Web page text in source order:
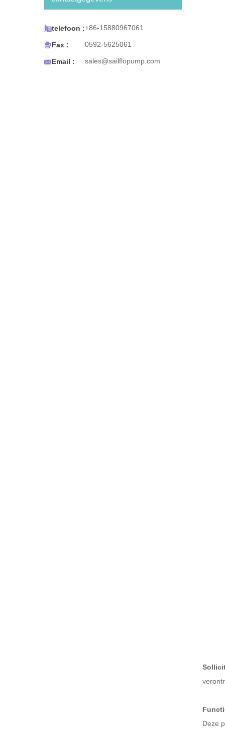
Deze
koffie-/theezetapparaten, ijs-
koelkasten, espressokarren en
elk gebruik waarvoor
telefoon :+86-15880967061
Fax : 0592-5625061
Email : sales@sailflopump.com